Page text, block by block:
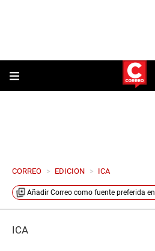
CORREO > EDICION > ICA
Añadir Correo como fuente preferida en
ICA